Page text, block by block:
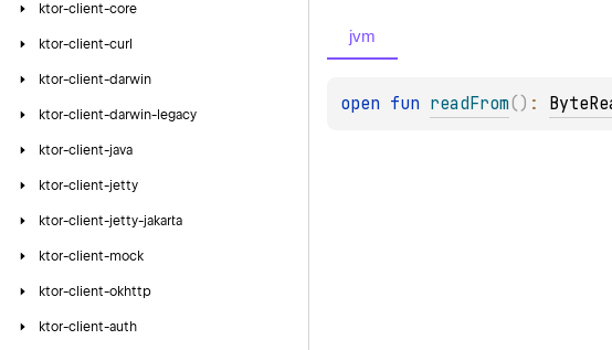
ktor-client-core
ktor-client-curl
ktor-client-darwin
ktor-client-darwin-legacy
ktor-client-java
ktor-client-jetty
ktor-client-jetty-jakarta
ktor-client-mock
ktor-client-okhttp
ktor-client-auth
jvm
open fun readFrom( ) :